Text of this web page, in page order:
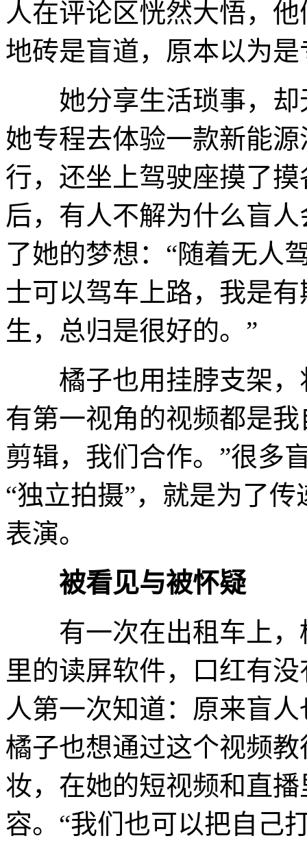
人在评论区恍然大悟，
地砖是盲道，原本以为
她分享生活琐事，却
她专程去体验一款新能
行，还坐上驾驶座摸了
后，有人不解为什么盲
了她的梦想：“随着无人
士可以驾车上路，我是
生，总归是很好的。”
橘子也用挂脖支架，
有第一视角的视频都是
剪辑，我们合作。”很多
“独立拍摄”，就是为了
表演。
被看见与被怀疑
有一次在出租车上，
里的读屏软件，口红有
人第一次知道：原来盲
橘子也想通过这个视频
妆，在她的短视频和直
容。“我们也可以把自己